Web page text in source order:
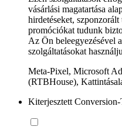
vásárlási magatartása
hirdetéseket,
promóciókat tudunk
Az Ön beleegyezésével
szolgáltatásokat
Meta-Pixel, Microsoft
(RTBHouse),
Kiterjesztett